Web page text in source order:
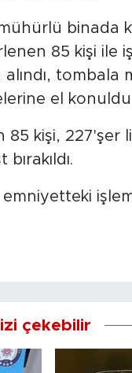
binada
85 kişi ile
tombala
el
85 kişi, 227'şer
emniyetteki
çekebilir